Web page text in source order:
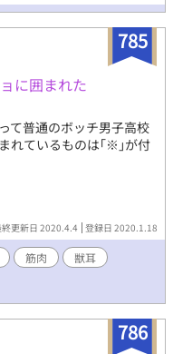
785
に囲まれた
て普通のボッチ男子高校
れているものは｢※｣が付
更新日 2020.4.4 登録日 2020.1.18
筋肉
獣耳
786